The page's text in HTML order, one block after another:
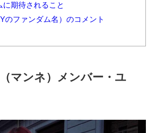
期待されること
のファンダム名）のコメント
マンネ）メンバー・ユ